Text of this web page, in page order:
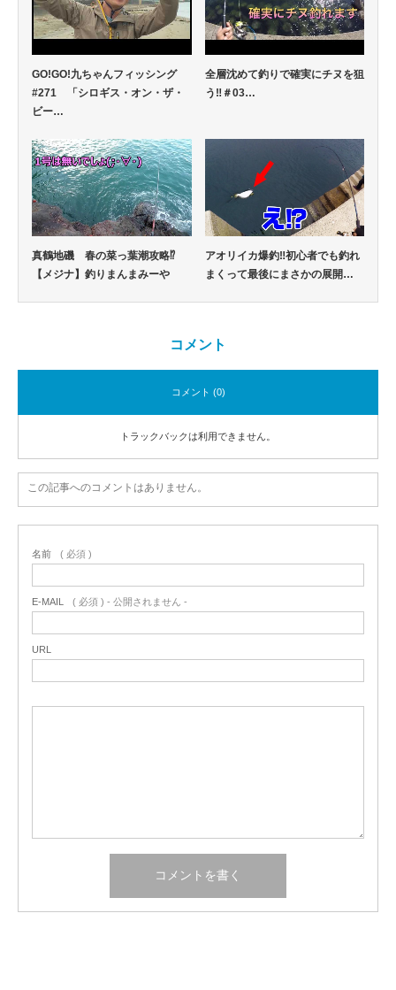
GO!GO!九ちゃんフィッシング
#271 「シロギス・オン・ザ・
ビー…
全層沈めて釣りで確実にチヌを狙
う‼️＃03…
真鶴地磯 春の菜っ葉潮攻略⁉
【メジナ】釣りまんまみーや
アオリイカ爆釣‼初心者でも釣れ
まくって最後にまさかの展開…
コメント
コメント (0)
トラックバックは利用できません。
この記事へのコメントはありません。
名前 ( 必須 )
E-MAIL ( 必須 ) - 公開されません -
URL